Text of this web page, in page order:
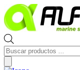
Skip
to
content
Búsqueda
de
productos